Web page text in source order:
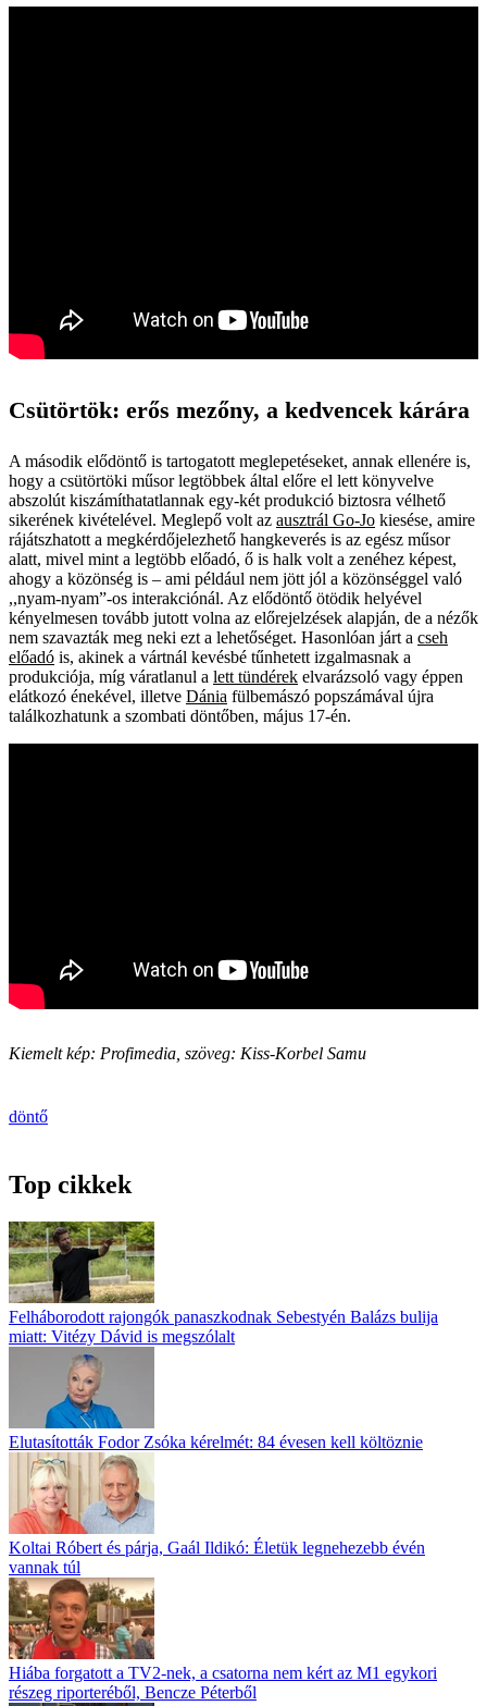
Csütörtök: erős mezőny, a kedvencek kárára
A második elődöntő is tartogatott meglepetéseket, annak ellenére is,
hogy a csütörtöki műsor legtöbbek által előre el lett könyvelve
abszolút kiszámíthatatlannak egy-két produkció biztosra vélhető
sikerének kivételével. Meglepő volt az ausztrál Go-Jo kiesése, amire
rájátszhatott a megkérdőjelezhető hangkeverés is az egész műsor
alatt, mivel mint a legtöbb előadó, ő is halk volt a zenéhez képest,
ahogy a közönség is – ami például nem jött jól a közönséggel való
,,nyam-nyam”-os interakciónál. Az elődöntő ötödik helyével
kényelmesen tovább jutott volna az előrejelzések alapján, de a nézők
nem szavazták meg neki ezt a lehetőséget. Hasonlóan járt a cseh
előadó is, akinek a vártnál kevésbé tűnhetett izgalmasnak a
produkciója, míg váratlanul a lett tündérek elvarázsoló vagy éppen
elátkozó énekével, illetve Dánia fülbemászó popszámával újra
találkozhatunk a szombati döntőben, május 17-én.
Kiemelt kép: Profimedia, szöveg: Kiss-Korbel Samu
döntő
Top cikkek
Felháborodott rajongók panaszkodnak Sebestyén Balázs bulija
miatt: Vitézy Dávid is megszólalt
Elutasították Fodor Zsóka kérelmét: 84 évesen kell költöznie
Koltai Róbert és párja, Gaál Ildikó: Életük legnehezebb évén
vannak túl
Hiába forgatott a TV2-nek, a csatorna nem kért az M1 egykori
részeg riporteréből, Bencze Péterből